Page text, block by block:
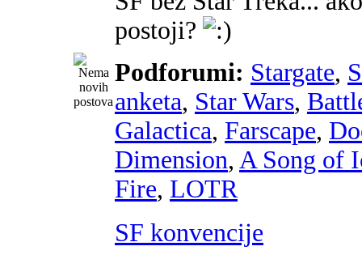
postoji?
Podforumi: Stargate,
anketa, Star Wars,
Galactica, Farscape,
Dimension, A Song of
Fire, LOTR
SF konvencije